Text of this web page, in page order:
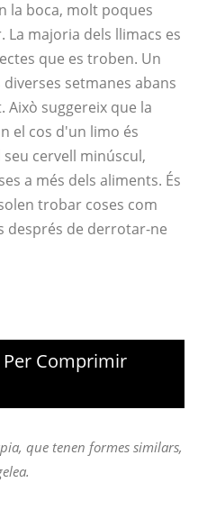
la boca, molt poques
La majoria dels llimacs es
que es troben. Un
setmanes abans
suggereix que la
el cos d'un limo és
cervell minúscul,
a més dels aliments. És
trobar coses com
després de derrotar-ne
Comprimir
que tenen formes similars,